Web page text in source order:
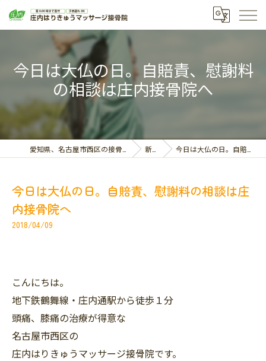
今日は大仏の日。自賠責、慰謝料
の相談は庄内接骨院へ
新着情報 今日は大仏の日。自賠責、慰謝料の相談は庄内接骨院へ
今日は大仏の日。自賠責、慰謝料の相談は庄
内接骨院へ
2018/04/09
こんにちは。
地下鉄鶴舞線・庄内通駅から徒歩１分
頭痛、膝痛の治療が得意な
名古屋市西区の
庄内はりきゅうマッサージ接骨院です。